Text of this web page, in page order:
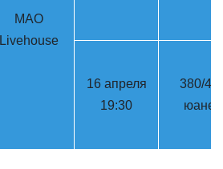
MAO
Livehouse
16 апреля
19:30
380/
юаней